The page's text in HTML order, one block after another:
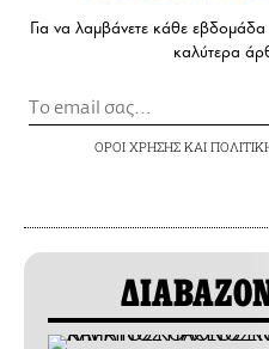
Για να λαμβάνετε κάθε
καλύτερα
ΟΡΟΙ ΧΡΗΣΗΣΚΑΙ